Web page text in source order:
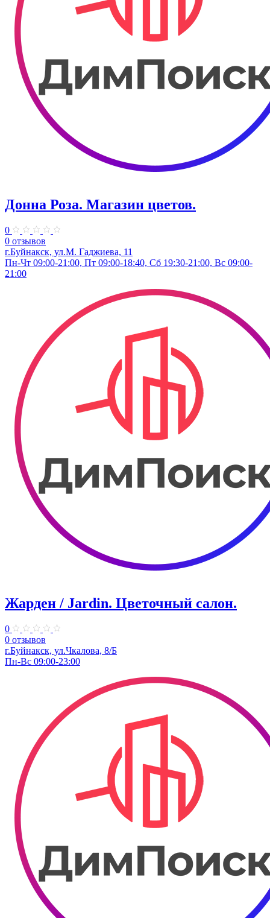
Донна Роза. ​Магазин цветов.
0
0 отзывов
г.Буйнакск, ул.​М. Гаджиева, 11
Пн-Чт 09:00-21:00, Пт 09:00-18:40, Сб 19:30-21:00, Вс 09:00-
21:00
Жарден / Jardin. ​Цветочный салон.
0
0 отзывов
г.Буйнакск, ул.​Чкалова, 8/Б
Пн-Вс 09:00-23:00